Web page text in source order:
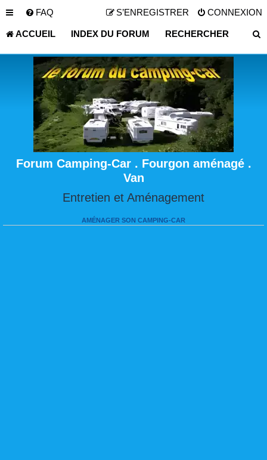
FAQ CONNEXION
S’ENREGISTRER
ACCUEIL INDEX DU FORUM RECHERCHER
Forum Camping-Car . Fourgon aménagé .
Van
Entretien et Aménagement
AMÉNAGER SON CAMPING-CAR